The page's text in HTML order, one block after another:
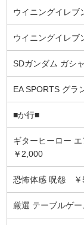
ウイニングイレ
ウイニングイレ
SDガンダム ガシ
EA SPORTS グ
■か行■
ギターヒーロー
￥2,000
恐怖体感 呪怨 ￥
厳選 テーブルゲ